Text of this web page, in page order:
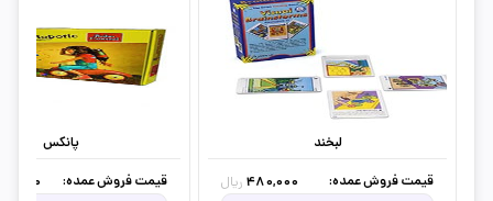
لبخند
قیمت فروش عمده:
480,000 ریال
پانکس
قیمت فروش عمده: